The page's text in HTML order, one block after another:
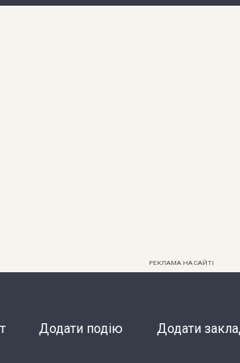
РЕКЛАМА НА САЙТІ
Додати подію Додати